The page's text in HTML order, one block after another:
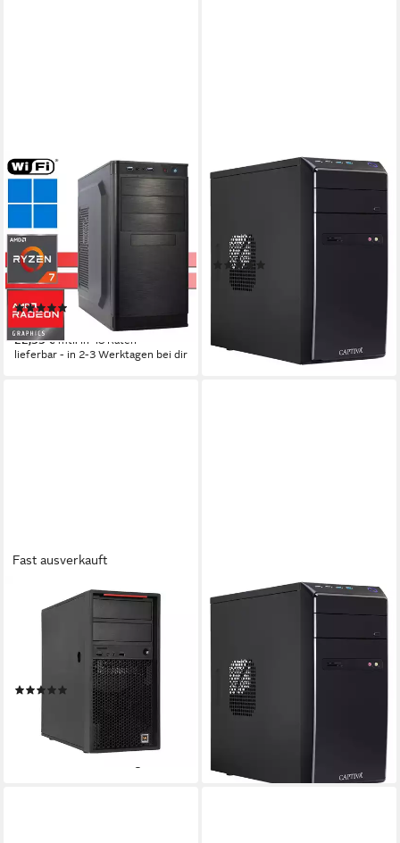
X-HARDWARE
X-Business 5700G, 32 GB
RAM, 1000GB SSD + bis zu
4TB HDD Business-PC
AMD Ryzen 7 Prozessor
32 GB DDR4 Arbeitsspeicher
1000 GB Speicherkapazität
(5)
ab 769,00 €
22,33 €mtl. in 48 Raten
lieferbar - in 2-3 Werktagen bei dir
CAPTIVA
Business/Office R81-561 PC
Prozessor
1000 GB
Speicherkapazität
ab 641,02 €
lieferbar - in 3-4 Werktagen bei dir
Fast ausverkauft
WORKSTATION4U
Tower Business-PC
Prozessor
Arbeitsspeicher
Speicherkapazität
869,00 €
mtl. in 24 Raten
CAPTIVA
Business/Office R81-554 PC
Prozessor
1000 GB
Speicherkapazität
ab 626,91 €
18,20 €mtl. in 48 Raten
lieferbar - in 3-4 Werktagen bei dir